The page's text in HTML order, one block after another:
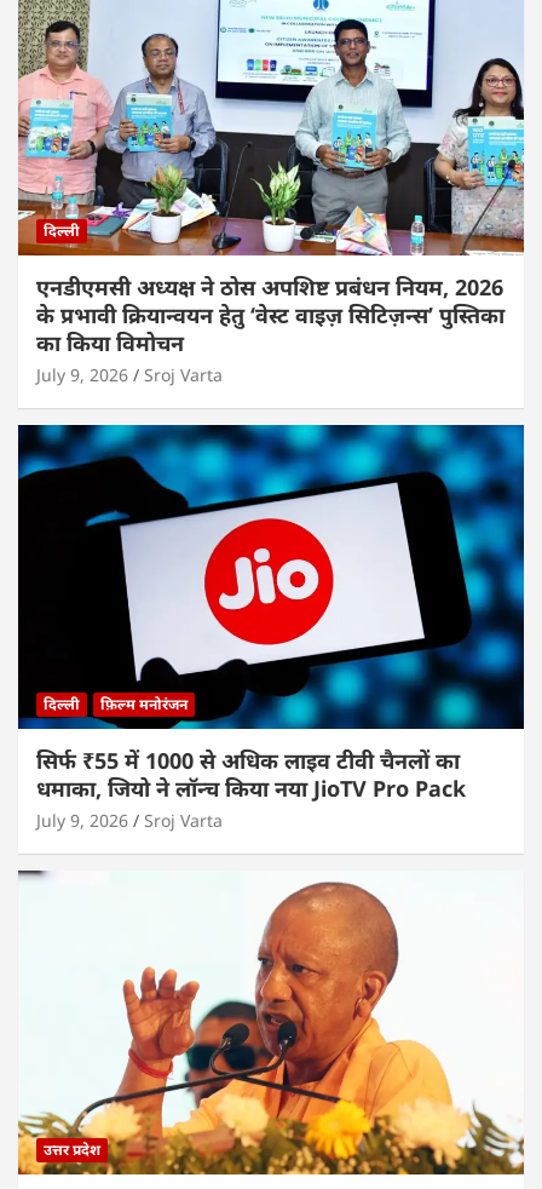
दिल्ली
एनडीएमसी अध्यक्ष ने ठोस अपशिष्ट प्रबंधन नियम, 2026
के प्रभावी क्रियान्वयन हेतु ‘वेस्ट वाइज़ सिटिज़न्स’ पुस्तिका
का किया विमोचन
July 9, 2026 Sroj Varta
दिल्ली फ़िल्म मनोरंजन
सिर्फ ₹55 में 1000 से अधिक लाइव टीवी चैनलों का
धमाका, जियो ने लॉन्च किया नया JioTV Pro Pack
July 9, 2026 Sroj Varta
उत्तर प्रदेश